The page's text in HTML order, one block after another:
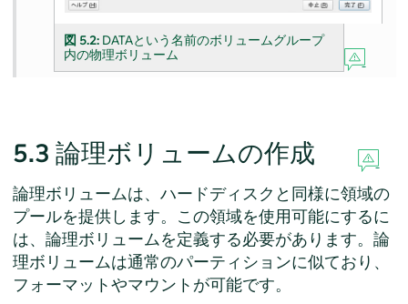
図 5.2: DATAという名前のボリュームグループ
内の物理ボリューム
5.3 論理ボリュームの作成
論理ボリュームは、ハードディスクと同様に領域の
プールを提供します。この領域を使用可能にするに
は、論理ボリュームを定義する必要があります。論
理ボリュームは通常のパーティションに似ており、
フォーマットやマウントが可能です。